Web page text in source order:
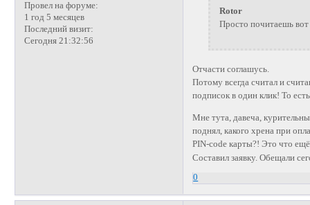
Провел на форуме:
1 год 5 месяцев
Последний визит:
Сегодня 21:32:56
Rotor
Просто почитаешь
Отчасти соглашусь.
Потому всегда считал и
подписок в один клик! То
Мне тута, давеча,
поднял, какого хрена при
PIN-code карты?! Это что
Составил заявку. Обещали
0